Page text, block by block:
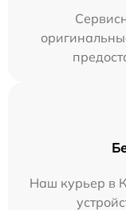
Наш курьер в